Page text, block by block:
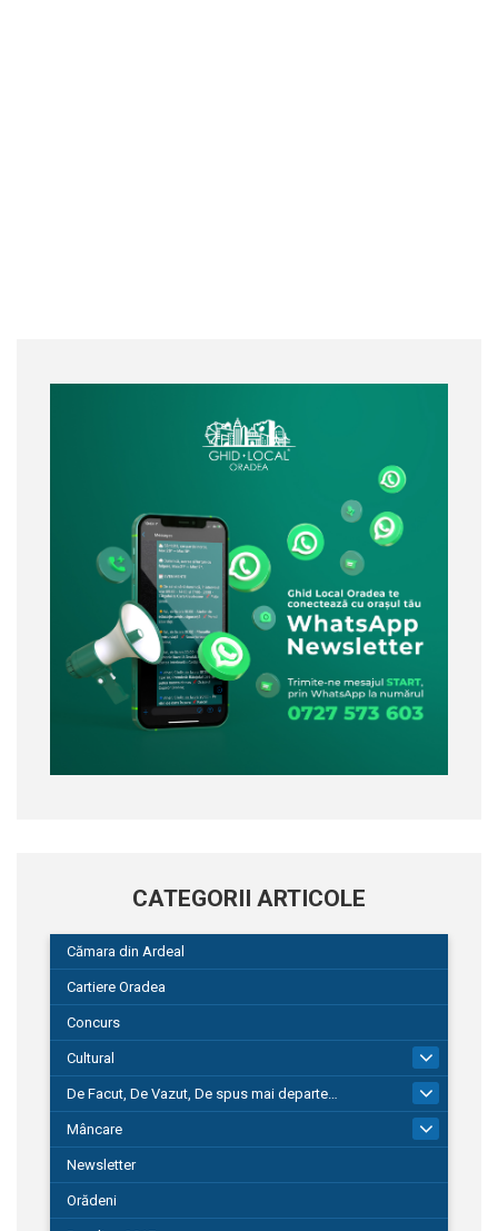
CATEGORII ARTICOLE
Cămara din Ardeal
Cartiere Oradea
Concurs
Cultural
De Facut, De Vazut, De spus mai departe…
580
Mâncare
Newsletter
Orădeni